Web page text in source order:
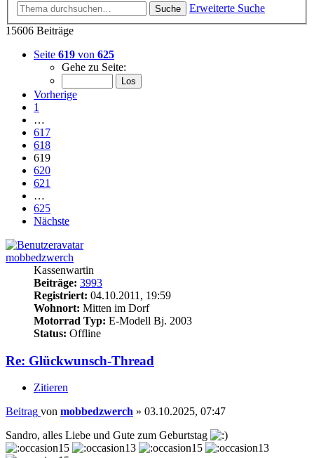
Suche
Erweiterte Suche
15606 Beiträge
Seite 619 von 625
Gehe zu Seite:
Vorherige
1
…
617
618
619
620
621
…
625
Nächste
mobbedzwerch
Kassenwartin
Beiträge: 3993
Registriert: 04.10.2011, 19:59
Wohnort: Mitten im Dorf
Motorrad Typ: E-Modell Bj. 2003
Status: Offline
Re: Glückwunsch-Thread
Zitieren
Beitrag von mobbedzwerch » 03.10.2025, 07:47
Sandro, alles Liebe und Gute zum Geburtstag